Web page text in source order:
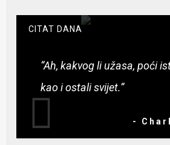
CITAT DANA
“Ah, kakvog li užasa, poći
kao i ostali svijet.”
-